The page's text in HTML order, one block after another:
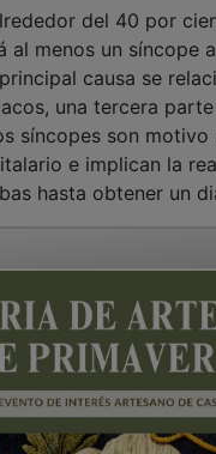
al menos un síncope a
causa se
una tercera parte
síncopes son motivo
e implican la
hasta obtener un